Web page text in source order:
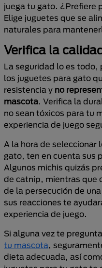
juega tu gato. ¿Prefiere
Elige juguetes que se
naturales para
Verifica la
La seguridad lo es todo,
los juguetes para gato
resistencia y no
mascota. Verifica la
no sean tóxicos para tu
experiencia de juego
A la hora de seleccionar
gato, ten en cuenta sus
Algunos michis quizás
de catnip, mientras que
de la persecución de
sus reacciones te
experiencia de juego.
Si alguna vez te
tu mascota,
dieta adecuada, así